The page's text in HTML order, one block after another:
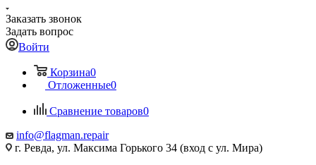
Заказать звонок
Задать вопрос
Войти
Корзина0
Отложенные0
Сравнение товаров0
info@flagman.repair
г. Ревда, ул. Максима Горького 34 (вход с ул. Мира)